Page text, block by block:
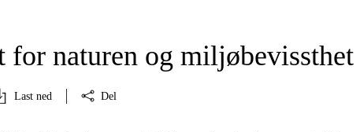
for naturen og miljøbevissthet
Last ned Del